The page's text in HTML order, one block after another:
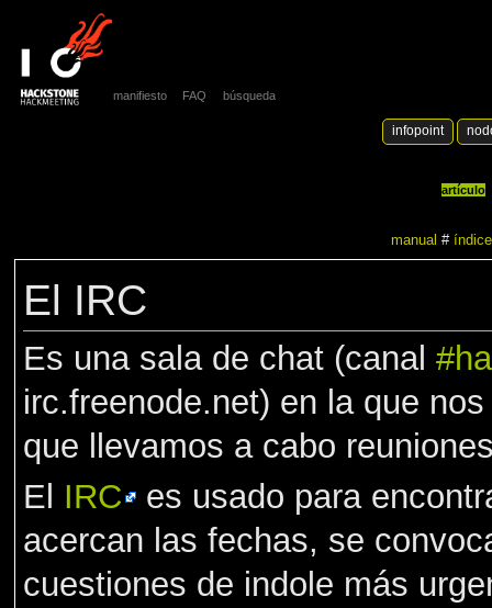
manual # índice
El IRC
Es una sala de chat (canal
irc.freenode.net) en la que
que llevamos a cabo
El IRC
es usado para
acercan las fechas, se
cuestiones de indole más
artículo
manifiesto FAQ búsqueda
infopoint